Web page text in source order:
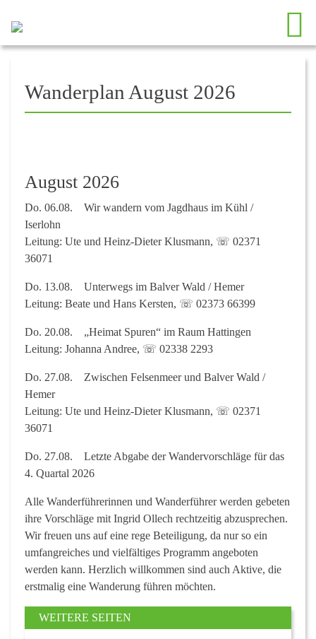
Wanderplan August 2026
August 2026
Do. 06.08. Wir wandern vom Jagdhaus im Kühl /
Iserlohn
Leitung: Ute und Heinz-Dieter Klusmann, ☏ 02371
36071
Do. 13.08. Unterwegs im Balver Wald / Hemer
Leitung: Beate und Hans Kersten, ☏ 02373 66399
Do. 20.08. „Heimat Spuren“ im Raum Hattingen
Leitung: Johanna Andree, ☏ 02338 2293
Do. 27.08. Zwischen Felsenmeer und Balver Wald /
Hemer
Leitung: Ute und Heinz-Dieter Klusmann, ☏ 02371
36071
Do. 27.08.
Letzte Abgabe der Wandervorschläge für das
4. Quartal 2026
Alle Wanderführerinnen und Wanderführer werden gebeten
ihre Vorschläge mit Ingrid Ollech rechtzeitig abzusprechen.
Wir freuen uns auf eine rege Beteiligung, da nur so ein
umfangreiches und vielfältiges Programm angeboten
werden kann. Herzlich willkommen sind auch Aktive, die
erstmalig eine Wanderung führen möchten.
WEITERE SEITEN